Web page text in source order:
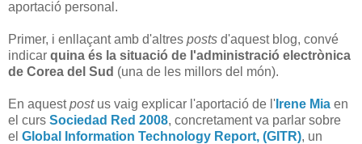
aportació personal.
Primer, i enllaçant amb d'altres posts d'aquest blog, convé
indicar quina és la situació de l'administració electrònica
de Corea del Sud (una de les millors del món).
En aquestpost us vaig explicar l'aportació de l' Irene Mia en
el curs Sociedad Red 2008, concretament va parlar sobre
el Global Information Technology Report, (GITR), un